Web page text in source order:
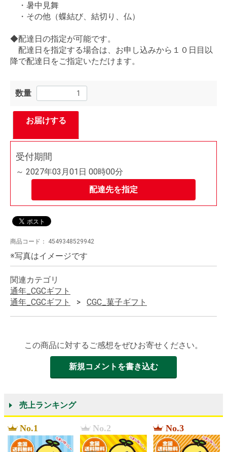
・暑中見舞
・その他（蝶結び、結切り、仏）
◆配達日の指定が可能です。
配達日を指定する場合は、お申し込みから１０日目以
降で配達日をご指定いただけます。
数量
お届けする
配達先を指定
受付期間
～ 2027年03月01日 00時00分
商品コード： 4549348529942
※写真はイメージです
関連カテゴリ
通年_CGCギフト
通年_CGCギフト
CGC_菓子ギフト
この商品に対するご感想をぜひお寄せください。
新規コメントを書き込む
売上ランキング
No.1 No.2 No.3